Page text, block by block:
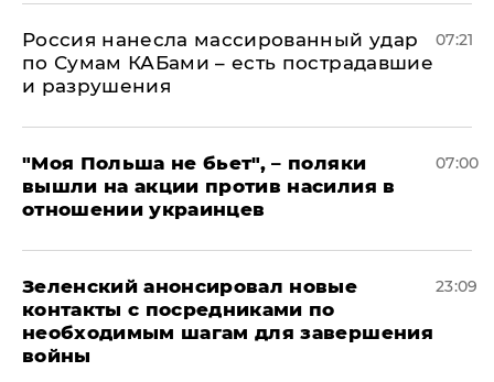
Россия нанесла массированный удар
по Сумам КАБами – есть пострадавшие
и разрушения
07:21
"Моя Польша не бьет", – поляки
вышли на акции против насилия в
отношении украинцев
07:00
Зеленский анонсировал новые
контакты с посредниками по
необходимым шагам для завершения
войны
23:09